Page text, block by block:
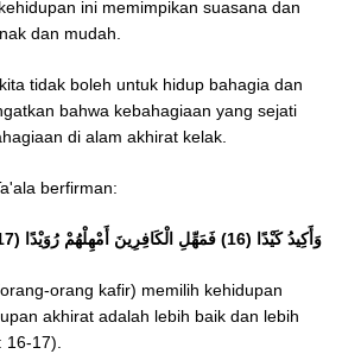
ini memimpikan suasana dan
dan mudah.
tidak boleh untuk hidup bahagia dan
bahwa kebahagiaan yang sejati
di alam akhirat kelak.
berfirman:
وَأَكِيدُ كَيْدًا (16) فَمَهِّلِ الْكَافِرِينَ أَمْهِلْهُمْ رُوَيْدًا (17)
orang kafir) memilih kehidupan
akhirat adalah lebih baik dan lebih
16-17).